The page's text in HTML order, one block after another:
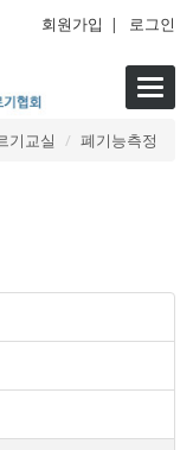
회원가입 | 로그인
기교실 폐기능측정